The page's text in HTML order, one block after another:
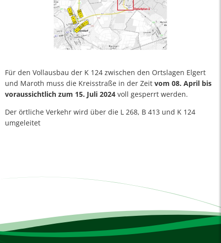
Für den Vollausbau der K 124 zwischen den Ortslagen Elgert
und Maroth muss die Kreisstraße in der Zeit vom 08. April bis
voraussichtlich zum 15. Juli 2024 voll gesperrt werden.
Der örtliche Verkehr wird über die L 268, B 413 und K 124
umgeleitet